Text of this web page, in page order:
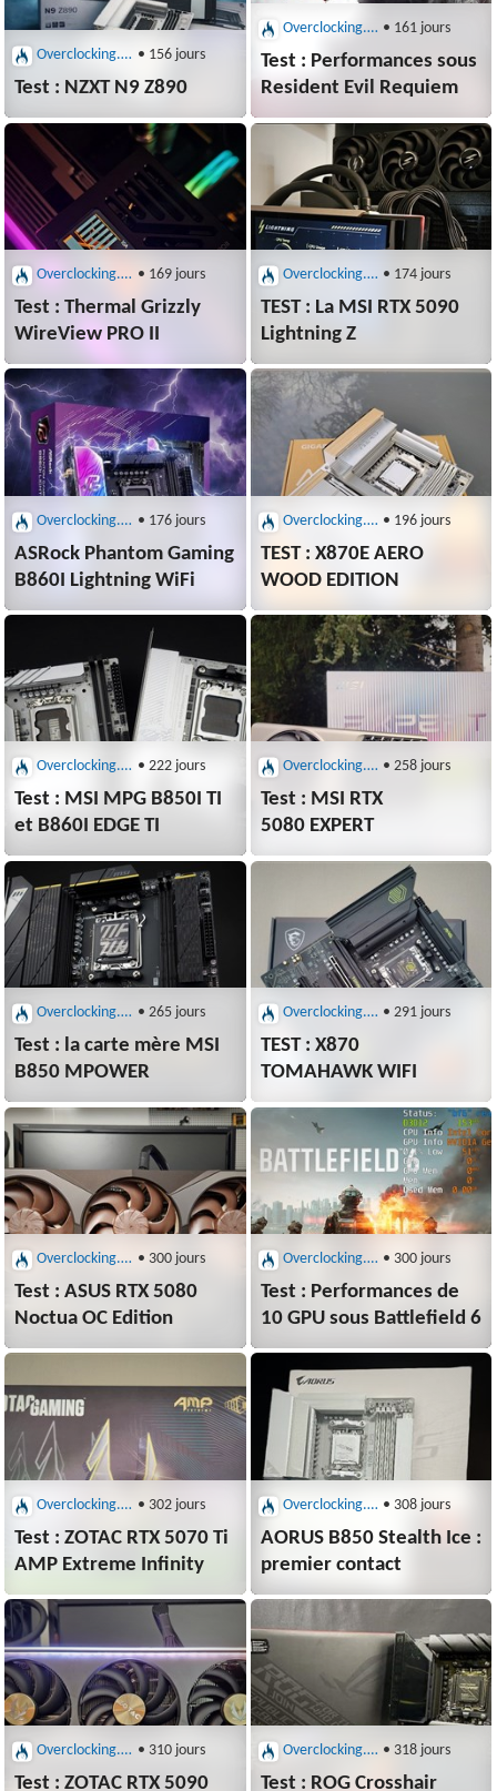
Overclocking.com : Cartes graphiques et mères • 156 jours
Test : NZXT N9 Z890
Overclocking.com : Cartes graphiques et mères • 161 jours
Test : Performances sous
Resident Evil Requiem
Overclocking.com : Cartes graphiques et mères • 169 jours
Test : Thermal Grizzly
WireView PRO II
Overclocking.com : Cartes graphiques et mères • 174 jours
TEST : La MSI RTX 5090
Lightning Z
Overclocking.com : Cartes graphiques et mères • 176 jours
ASRock Phantom Gaming
B860I Lightning WiFi
Overclocking.com : Cartes graphiques et mères • 196 jours
TEST : X870E AERO
WOOD EDITION
Overclocking.com : Cartes graphiques et mères • 222 jours
Test : MSI MPG B850I TI
et B860I EDGE TI
Overclocking.com : Cartes graphiques et mères • 258 jours
Test : MSI RTX
5080 EXPERT
Overclocking.com : Cartes graphiques et mères • 265 jours
Test : la carte mère MSI
B850 MPOWER
Overclocking.com : Cartes graphiques et mères • 291 jours
TEST : X870
TOMAHAWK WIFI
Overclocking.com : Cartes graphiques et mères • 300 jours
Test : ASUS RTX 5080
Noctua OC Edition
Overclocking.com : Cartes graphiques et mères • 300 jours
Test : Performances de
10 GPU sous Battlefield 6
Overclocking.com : Cartes graphiques et mères • 302 jours
Test : ZOTAC RTX 5070 Ti
AMP Extreme Infinity
Overclocking.com : Cartes graphiques et mères • 308 jours
AORUS B850 Stealth Ice :
premier contact
Overclocking.com : Cartes graphiques et mères • 310 jours
Test : ZOTAC RTX 5090
Overclocking.com : Cartes graphiques et mères • 318 jours
Test : ROG Crosshair